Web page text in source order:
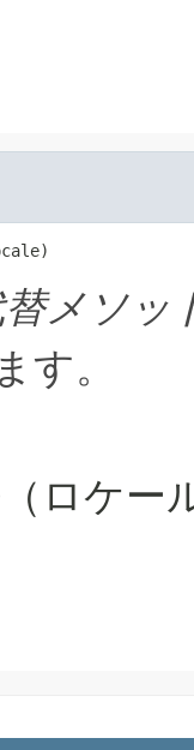
メソッ
す。
ロケー